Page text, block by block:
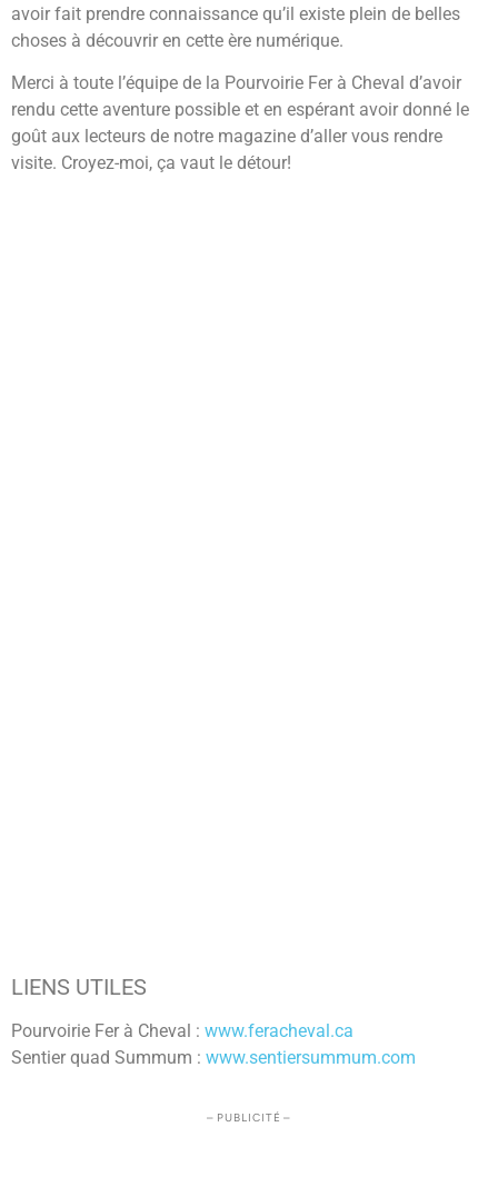
avoir fait prendre connaissance qu’il existe plein de belles
choses à découvrir en cette ère numérique.
Merci à toute l’équipe de la Pourvoirie Fer à Cheval d’avoir
rendu cette aventure possible et en espérant avoir donné le
goût aux lecteurs de notre magazine d’aller vous rendre
visite. Croyez-moi, ça vaut le détour!
LIENS UTILES
Pourvoirie Fer à Cheval : www.feracheval.ca
Sentier quad Summum : www.sentiersummum.com
– PUBLICITÉ –